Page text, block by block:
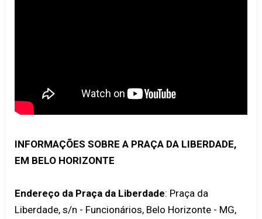
INFORMAÇÕES SOBRE A PRAÇA DA LIBERDADE,
EM BELO HORIZONTE
Endereço da Praça da Liberdade: Praça da
Liberdade, s/n - Funcionários, Belo Horizonte - MG,